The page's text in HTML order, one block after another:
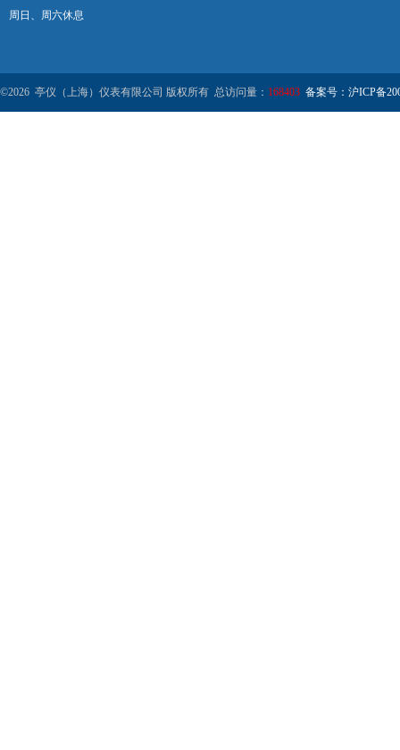
周日、周六休息
©2026 亭仪（上海）仪表有限公司 版权所有 总访问量： 168403 备案号：沪ICP备